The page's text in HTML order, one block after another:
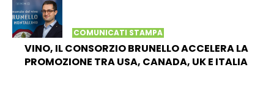
COMUNICATI STAMPA
VINO, IL CONSORZIO BRUNELLO ACCELERA LA
PROMOZIONE TRA USA, CANADA, UK E ITALIA